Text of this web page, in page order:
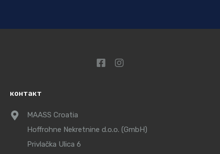
контакт
MAASS Croatia
Hoffrohne Nekretnine d.o.o. (GmbH)
Privlačka Ulica 6